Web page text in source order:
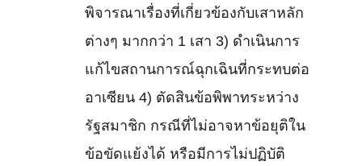
พิจารณาเรื่องที่เกี่ยวข้องกับเสาหลัก
ต่างๆ มากกว่า 1 เสา 3) ดำเนินการ
แก้ไขสถานการณ์ฉุกเฉินที่กระทบต่อ
อาเซียน 4) ตัดสินข้อพิพาทระหว่าง
รัฐสมาชิก กรณีที่ไม่อาจหาข้อยุติใน
ข้อขัดแย้งได้ หรือมีการไม่ปฏิบัติ